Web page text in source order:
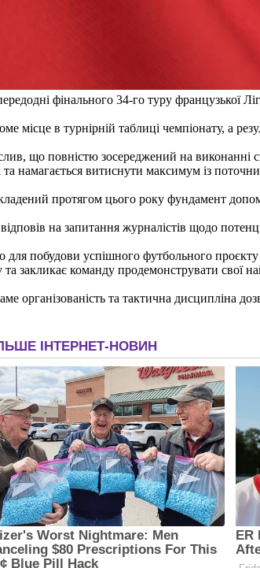
фінального 34-го туру французької
місце в турнірній таблиці чемпіонату, а
що повністю зосереджений на виконанні
та намагається витиснути максимум із
протягом цього року фундамент
на запитання журналістів щодо
побудови успішного футбольного проєкту
закликає команду продемонструвати свої
організованість та тактична дисципліна